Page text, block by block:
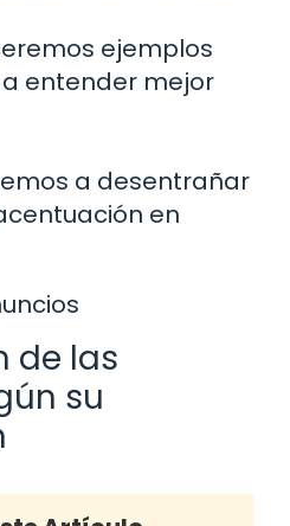
ejemplos
entender mejor
a desentrañar
en
de las
su